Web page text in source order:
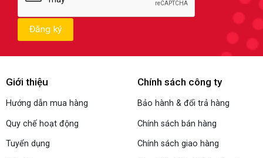
Giới thiệu
Hướng dẫn mua hàng
Quy chế hoạt động
Tuyển dụng
Chính sách công ty
Bảo hành & đổi trả hàng
Chính sách bán hàng
Chính sách giao hàng